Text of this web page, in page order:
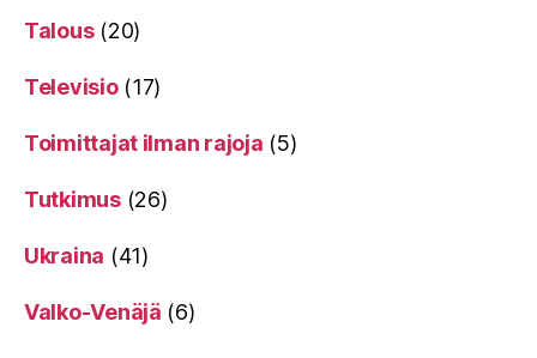
Talous(20)
Televisio(17)
Toimittajat ilman rajoja (5)
Tutkimus(26)
Ukraina (41)
Valko-Venäjä (6)